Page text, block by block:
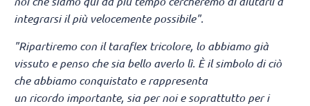
integrarsi il più velocemente possibile".
"Ripartiremo con il taraflex tricolore, lo abbiamo già
vissuto e penso che sia bello averlo lì. È il simbolo di ciò
che abbiamo conquistato e rappresenta
un ricordo importante, sia per noi e soprattutto per i